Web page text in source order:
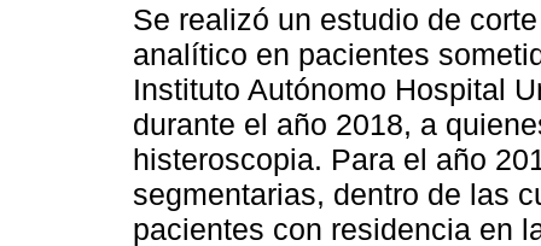
Se realizó un estudio de
analítico en pacientes
Instituto Autónomo Hospital
durante el año 2018, a
histeroscopia. Para el año
segmentarias, dentro de las
pacientes con residencia en